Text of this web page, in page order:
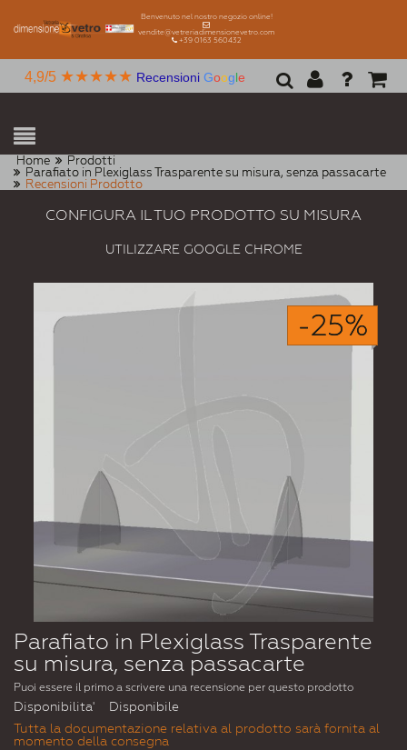
Benvenuto nel nostro negozio online!
vendite@vetreriadimensionevetro.com
+39 0163 560432
4,9/5 ★★★★★ Recensioni Google
Home
Prodotti
Parafiato in Plexiglass Trasparente su misura, senza passacarte
Recensioni Prodotto
CONFIGURA IL TUO PRODOTTO SU MISURA
UTILIZZARE GOOGLE CHROME
-25%
Parafiato in Plexiglass Trasparente
su misura, senza passacarte
Puoi essere il primo a scrivere una recensione per questo prodotto
Disponibilita'
Disponibile
Tutta la documentazione relativa al prodotto sarà fornita al
momento della consegna